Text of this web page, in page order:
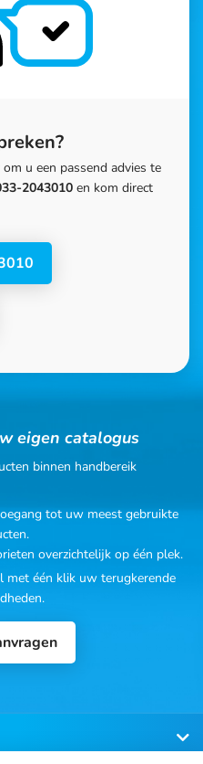
u een passend advies te
2043010 en kom direct
eigen catalogus
binnen handbereik
tot uw meest gebruikte
overzichtelijk op één plek.
met één klik uw terugkerende